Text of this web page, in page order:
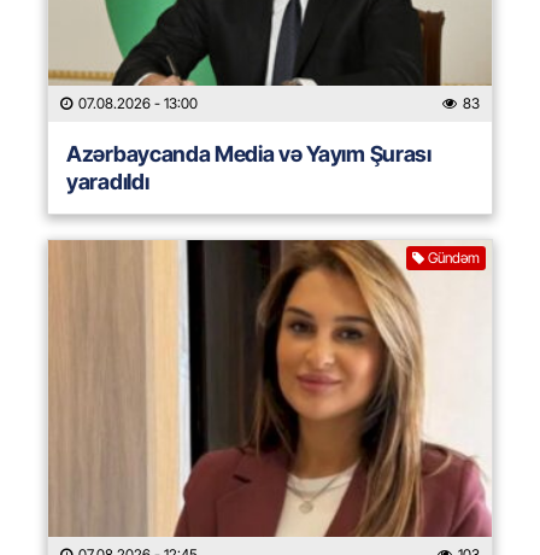
07.08.2026 - 13:00 83
Azərbaycanda Media və Yayım Şurası
yaradıldı
Gündəm